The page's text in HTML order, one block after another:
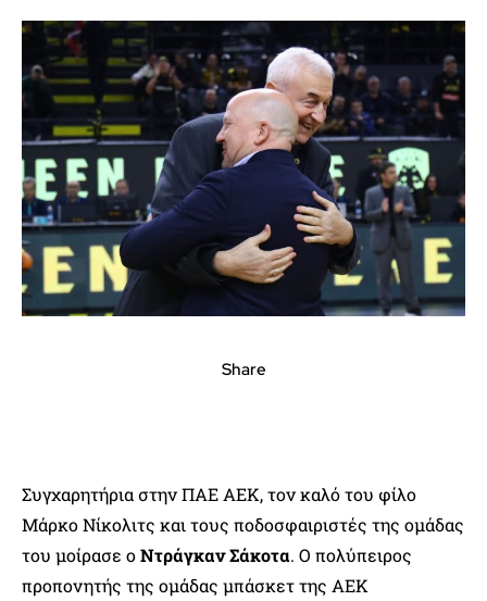
Share
Συγχαρητήρια στην ΠΑΕ ΑΕΚ, τον καλό του φίλο
Μάρκο Νίκολιτς και τους ποδοσφαιριστές της ομάδας
του μοίρασε οΝτράγκαν Σάκοτα. Ο πολύπειρος
προπονητής της ομάδας μπάσκετ της ΑΕΚ